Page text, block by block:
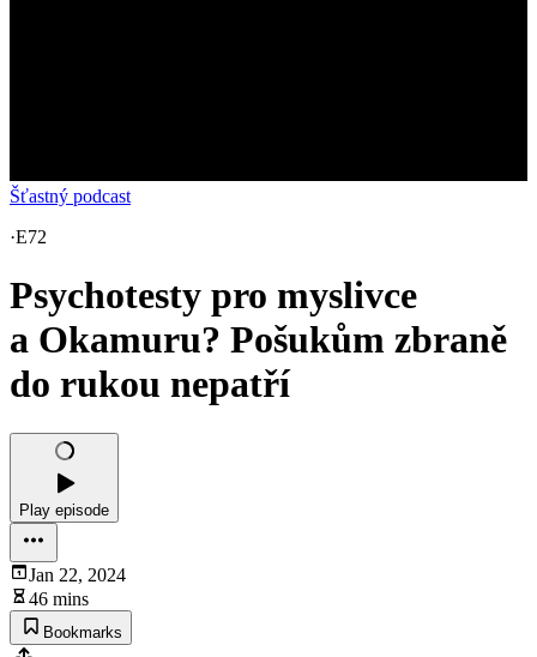
Šťastný podcast
·E72
Psychotesty pro myslivce
a Okamuru? Pošukům zbraně
do rukou nepatří
Play episode
Jan 22, 2024
46 mins
Bookmarks